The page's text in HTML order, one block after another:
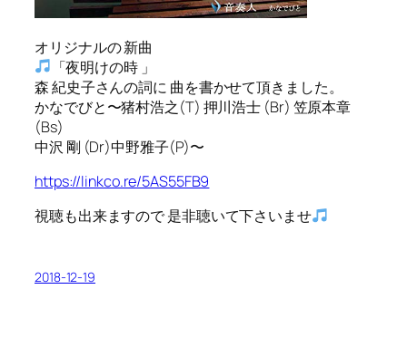
オリジナルの 新曲
「夜明けの時 」
森 紀史子さんの詞に 曲を書かせて頂きました。
かなでびと〜猪村浩之(T) 押川浩士 (Br) 笠原本章
(Bs)
中沢 剛 (Dr)中野雅子(P)〜
https://linkco.re/5AS55FB9
視聴も出来ますので 是非聴いて下さいませ
2018-12-19